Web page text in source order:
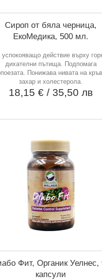
Сироп от бяла черница,
ЕкоМедика, 500 мл.
действие върху
дихателни пътища. Подпомага
Понижава нивата на
захар и холестерола.
18,15 €/ 35,50 лв
Фит, Органик Уелнес,
капсули